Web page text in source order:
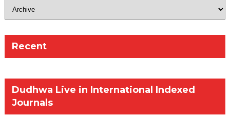
Recent
Dudhwa Live in International Indexed
Journals